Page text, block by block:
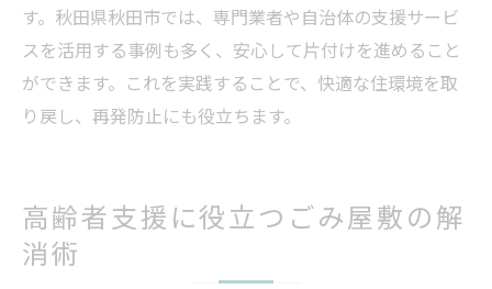
す。秋田県秋田市では、専門業者や自治体の支援サービ
スを活用する事例も多く、安心して片付けを進めること
ができます。これを実践することで、快適な住環境を取
り戻し、再発防止にも役立ちます。
高齢者支援に役立つごみ屋敷の解
消術